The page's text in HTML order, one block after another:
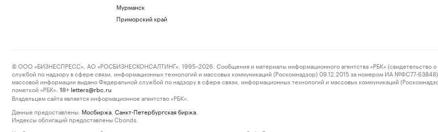
Мурманск
Приморский край
© ООО «БИЗНЕСПРЕСС», АО «РОСБИЗНЕСКОНСАЛТИНГ», 1995–2026. Сообщения и материалы информационного агентства «РБК» (свидетельство о
службой по надзору в сфере связи, информационных технологий и массовых коммуникаций (Роскомнадзор) 09.12.2015 за номером ИА №ФС77-63848)
массовой информации выдано Федеральной службой по надзору в сфере связи, информационных технологий и массовых коммуникаций
пометкой «РБК».
18+ letters@rbc.ru
Владельцем сайта является информационное агентство «РБК».
Данные предоставлены: Мосбиржа Санкт-Петербургская биржа
Индексы облигаций предоставлены Cbonds.